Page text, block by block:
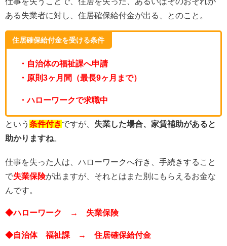
ある失業者に対し、住居確保給付金が出る、とのこと。
住居確保給付金を受ける条件
・自治体の福祉課へ申請
・原則3ヶ月間（最長9ヶ月まで）
・ハローワークで求職中
という 条件付きですが、 失業した場合、家賃補助があると
助かりますね
仕事を失った人は、ハローワークへ行き、手続きすること
で失業保険が出ますが、それとはまた別にもらえるお金な
んです。
◆ハローワーク → 失業保険
◆自治体 福祉課 → 住居確保給付金